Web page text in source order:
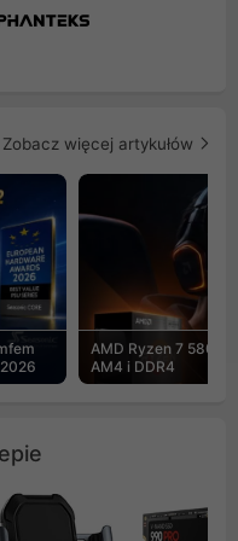
Zobacz więcej artykułów
AMD Ryzen 7
AM4 i DDR4